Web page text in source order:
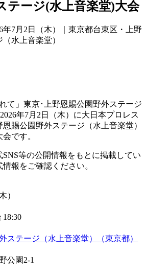
テージ(水上音楽堂)大会
年7月2日（木）｜東京都台東区・上野
水上音楽堂）
て」東京･上野恩賜公園野外ステージ
年7月2日（木）に大日本プロレス
賜公園野外ステージ（水上音楽堂）
です。
等の公開情報をもとに掲載してい
報をご確認ください。
）
18:30
ステージ（水上音楽堂）（東京都）
公園2-1